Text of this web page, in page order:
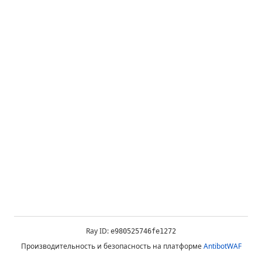
Ray ID: e980525746fe1272
Производительность и безопасность на платформеAntibotWAF